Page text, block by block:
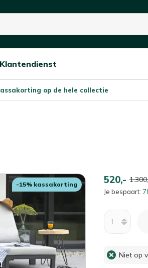
sluitOpen/sluit
Klantendienst
op de hele collectie
-15% kassakorting 520,-
Je bespaart:
Niet op